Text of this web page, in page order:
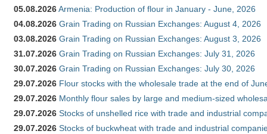
05.08.2026Armenia: Production of flour in January - June, 2026
04.08.2026 Grain Trading on Russian Exchanges: August 4, 2026
03.08.2026 Grain Trading on Russian Exchanges: August 3, 2026
31.07.2026 Grain Trading on Russian Exchanges: July 31, 2026
30.07.2026 Grain Trading on Russian Exchanges: July 30, 2026
29.07.2026 Flour stocks with the wholesale trade at the end of
29.07.2026 Monthly flour sales by large and medium-sized
29.07.2026 Stocks of unshelled rice with trade and industrial
29.07.2026 Stocks of buckwheat with trade and industrial